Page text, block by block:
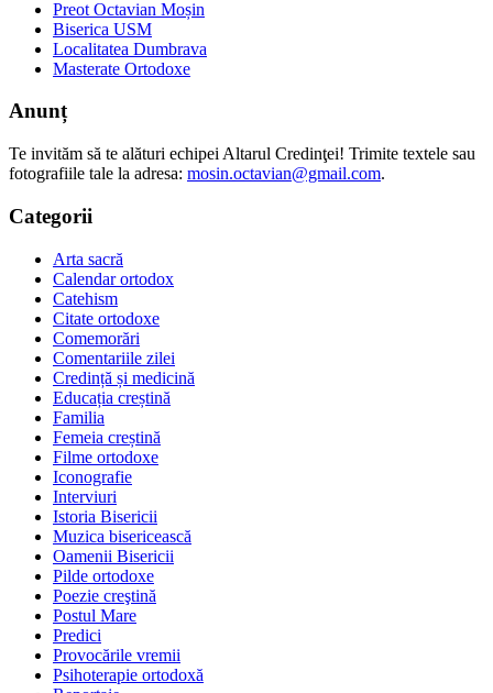
Preot Octavian Moșin
Biserica USM
Localitatea Dumbrava
Masterate Ortodoxe
Anunț
Te invităm să te alături echipei Altarul Credinţei! Trimite textele sau
fotografiile tale la adresa: mosin.octavian@gmail.com.
Categorii
Arta sacră
Calendar ortodox
Catehism
Citate ortodoxe
Comemorări
Comentariile zilei
Credință și medicină
Educația creștină
Familia
Femeia creștină
Filme ortodoxe
Iconografie
Interviuri
Istoria Bisericii
Muzica bisericească
Oamenii Bisericii
Pilde ortodoxe
Poezie creştină
Postul Mare
Predici
Provocările vremii
Psihoterapie ortodoxă